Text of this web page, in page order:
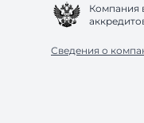
Компания
Сведения о